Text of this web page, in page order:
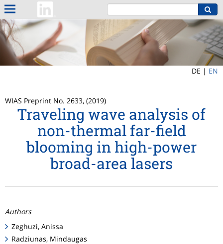
DE | EN
WIAS Preprint No. 2633, (2019)
Traveling wave analysis of
non-thermal far-field
blooming in high-power
broad-area lasers
Authors
Zeghuzi, Anissa
Radziunas, Mindaugas